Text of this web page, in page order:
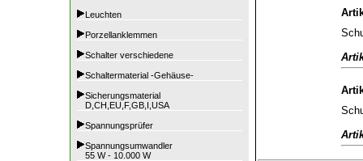
Leuchten
Porzellanklemmen
Schalter verschiedene
Schaltermaterial -Gehäuse-
Sicherungsmaterial
D,CH,EU,F,GB,I,USA
Spannungsprüfer
Spannungsumwandler
55 W - 10.000 W